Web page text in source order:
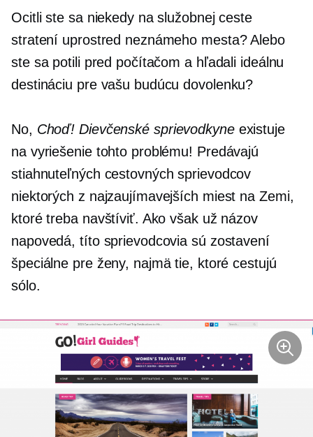
Ocitli ste sa niekedy na služobnej ceste
stratení uprostred neznámeho mesta? Alebo
ste sa potili pred počítačom a hľadali ideálnu
destináciu pre vašu budúcu dovolenku?
No, Choď! Dievčenské sprievodkyneexistuje
na vyriešenie tohto problému! Predávajú
stiahnuteľných cestovných sprievodcov
niektorých z najzaujímavejších miest na Zemi,
ktoré treba navštíviť. Ako však už názov
napovedá, títo sprievodcovia sú zostavení
špeciálne pre ženy, najmä tie, ktoré cestujú
sólo.